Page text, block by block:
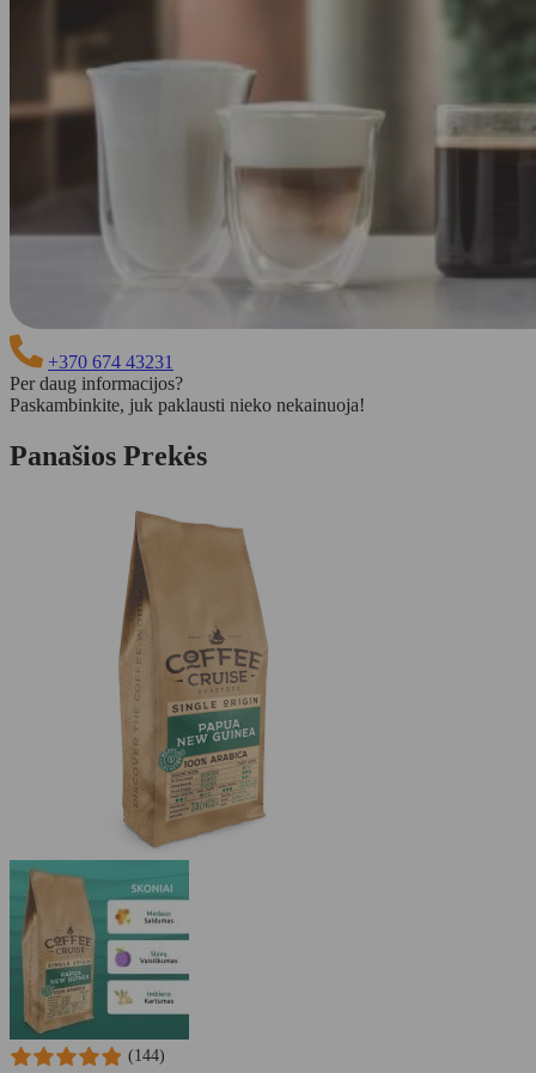
+370 674 43231
Per daug informacijos?
Paskambinkite, juk paklausti nieko nekainuoja!
Klientų atsiliepimai
"Geras pasiūlymas"
Mon Jul 27 2026 01:42:43 GMT+0000 (Coordinated Universal Time)
(3 vnt.) DeLonghi DLSC002 vandens filtrų rinkinys
Natalija Baranova
Labai greitai gavome produktus.
Ačiū.
Wed Apr 29 2026 05:34:49 GMT+0000 (Coordinated Universal
Panašios Prekės
(144)